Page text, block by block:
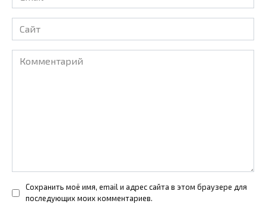
*
Сайт
Комментарий
Сохранить моё имя, email и адрес сайта в этом браузере для
последующих моих комментариев.